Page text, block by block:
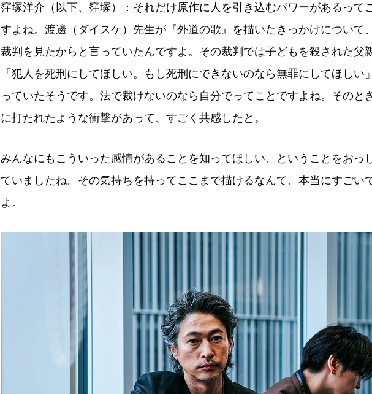
窪塚洋介（以下、窪塚）：それだけ原作に人を引き込むパワーがあるって
すよね。渡邊（ダイスケ）先生が『外道の歌』を描いたきっかけについて
裁判を見たからと言っていたんですよ。その裁判では子どもを殺された父
「犯人を死刑にしてほしい。もし死刑にできないのなら無罪にしてほしい
っていたそうです。法で裁けないのなら自分でってことですよね。そのと
に打たれたような衝撃があって、すごく共感したと。
みんなにもこういった感情があることを知ってほしい、ということをおっ
ていましたね。その気持ちを持ってここまで描けるなんて、本当にすごい
よ。